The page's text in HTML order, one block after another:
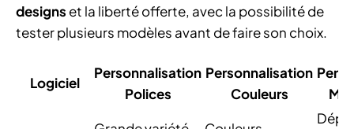
designs et la liberté offerte, avec la possibilité de
tester plusieurs modèles avant de faire son choix.
Logiciel
Personnalisation
Polices
Personnalisation
Couleurs